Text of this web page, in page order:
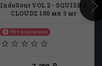
IndoSour VOL 2 - SQUISHY
CLOUDZ 100 мл 3 мг
Нет в наличии